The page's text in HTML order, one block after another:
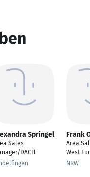
Springel
Sales
DACH
Frank
Area
West
NRW